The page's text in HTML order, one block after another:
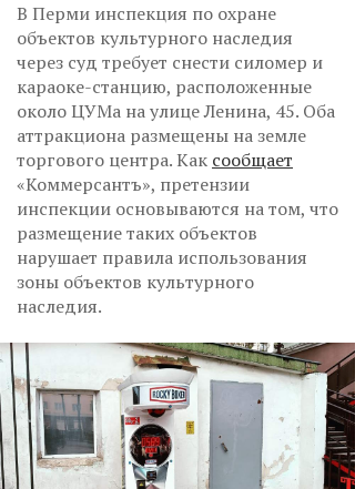
В Перми инспекция по охране
объектов культурного наследия
через суд требует снести силомер и
караоке-станцию, расположенные
около ЦУМа на улице Ленина, 45. Оба
аттракциона размещены на земле
торгового центра. Как сообщает
«Коммерсантъ», претензии
инспекции основываются на том, что
размещение таких объектов
нарушает правила использования
зоны объектов культурного
наследия.